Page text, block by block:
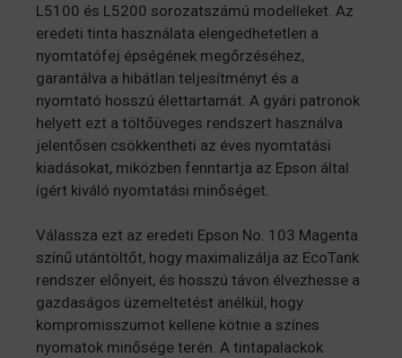
L5100 és L5200 sorozatszámú modelleket. Az
eredeti tinta használata elengedhetetlen a
nyomtatófej épségének megőrzéséhez,
garantálva a hibátlan teljesítményt és a
nyomtató hosszú élettartamát. A gyári patronok
helyett ezt a töltőüveges rendszert használva
jelentősen csökkentheti az éves nyomtatási
kiadásokat, miközben fenntartja az Epson által
ígért kiváló nyomtatási minőséget.
Válassza ezt az eredeti Epson No. 103 Magenta
színű utántöltőt, hogy maximalizálja az EcoTank
rendszer előnyeit, és hosszú távon élvezhesse a
gazdaságos üzemeltetést anélkül, hogy
kompromisszumot kellene kötnie a színes
nyomatok minősége terén. A tintapalackok